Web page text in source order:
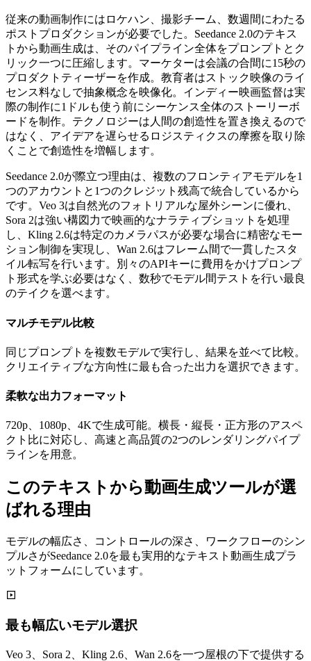
従来の動画制作にはロケハン、撮影チーム、数週間にわたる
ポストプロダクションが必要でした。Seedance 2.0のテキス
トから動画生成は、そのパイプライン全体をプロンプトとク
リック一つに圧縮します。マーケターは会議の合間に15秒の
プロダクトティーザーを作成。教育者はストック映像のライ
センス料なしで抽象概念を映像化。インディー映画監督は実
際の制作に1ドルも使う前にシーケンス全体のストーリーボ
ードを制作。テクノロジーは人間の創造性を置き換えるので
はなく、アイデアを遅らせるロジスティクスの摩擦を取り除
くことで創造性を増幅します。
Seedance 2.0が際立つ理由は、複数のフロンティアモデルを1
つのアカウントと1つのクレジット残高で統合しているから
です。Veo 3は自然光のフォトリアルな屋外シーンに優れ、
Sora 2は強い構図力で映画的なナラティブショットを処理
し、Kling 2.6は特定のカメラパスが必要な場合に精密なモー
ション制御を実現し、Wan 2.6はフレーム間で一貫したスタ
イル転写を行います。別々のAPIキーに費用をかけプロンプ
ト形式を学ぶ必要はなく、数秒でモデル間テストを行い最良
のテイクを選べます。
マルチモデル比較
同じプロンプトを複数モデルで実行し、結果を並べて比較。
クリエイティブな方向性に最も合った出力を選択できます。
柔軟な出力フォーマット
720p、1080p、4Kで生成可能。横長・縦長・正方形のアスペ
クト比に対応し、高速と高品質の2つのレンダリングパイプ
ラインを用意。
このテキストから動画生成ツールが選
ばれる理由
モデルの幅広さ、コントロールの深さ、ワークフローのシン
プルさがSeedance 2.0を最も実用的なテキスト動画生成プラ
ットフォームにしています。
最も幅広いモデル選択
Veo 3、Sora 2、Kling 2.6、Wan 2.6を一つ屋根の下で提供する